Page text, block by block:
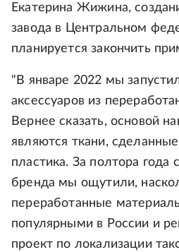
Екатерина Жижина,
завода в Центральном
планируется закончить
"В январе 2022 мы
аксессуаров из
Вернее сказать, основой
являются ткани,
пластика. За полтора года
бренда мы ощутили,
переработанные
популярными в России и
проект по локализации